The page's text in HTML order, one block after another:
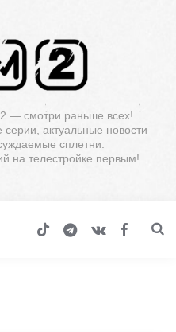
— смотри раньше всех!
актуальные новости
сплетни.
на телестройке первым!